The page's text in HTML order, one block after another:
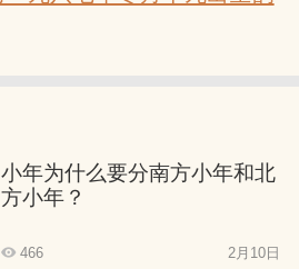
小年为什么要分南方小年和北
方小年？
466 2月10日